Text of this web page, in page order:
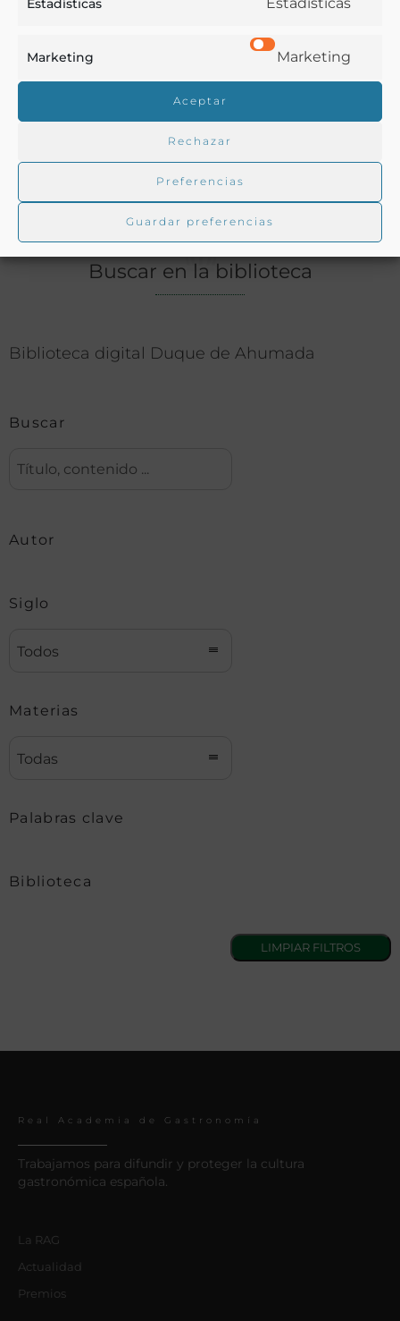
Marketing Marketing
Aceptar
Rechazar
Preferencias
Guardar preferencias
Ver más libros con las palabras clave:
Imágenes, Música
COMPARTIR
Buscar en la biblioteca
Biblioteca digital Duque de Ahumada
Buscar
Autor
Siglo
Todos
Materias
Todas
Palabras clave
Biblioteca
Real Academia de Gastronomía
Trabajamos para difundir y proteger la cultura
gastronómica española.
La RAG
Actualidad
Premios